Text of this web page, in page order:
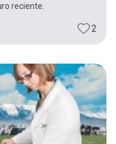
reciente.
2